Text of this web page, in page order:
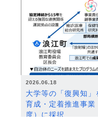
2026.06.18
大学等の「復興知
育成・定着推進事
度）に採択